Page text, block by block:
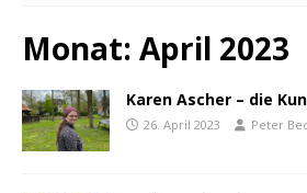
Monat: April 2023
Karen Ascher – die
26. April 2023 Peter